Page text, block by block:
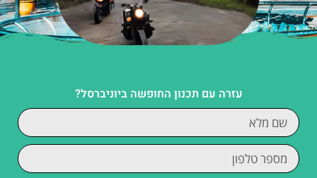
עזרה עם תכנון החופשה ביוניברסל?